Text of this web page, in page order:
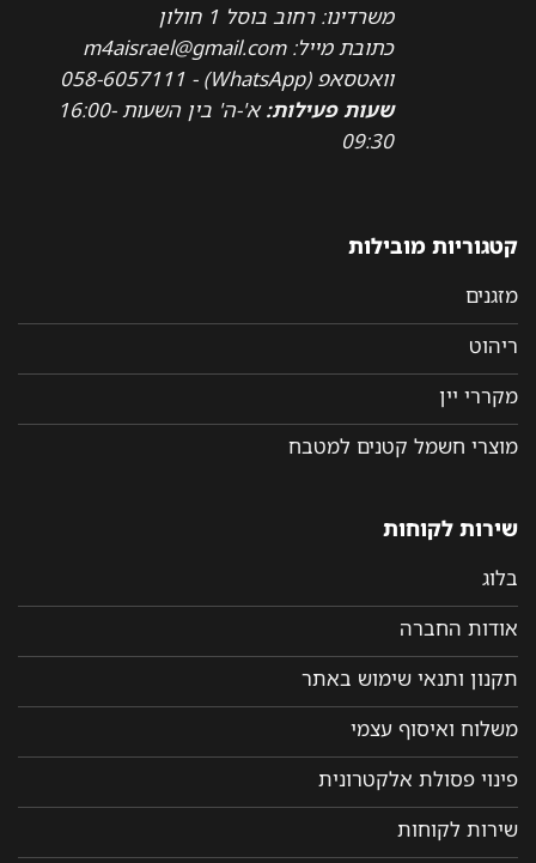
משרדינו: רחוב בוסל 1 חולון
כתובת מייל: m4aisrael@gmail.com
וואטסאפ (WhatsApp) - 058-6057111
שעות פעילות:
א'-ה' בין השעות 16:00-
09:30
קטגוריות מובילות
מזגנים
ריהוט
מקררי יין
מוצרי חשמל קטנים למטבח
שירות לקוחות
בלוג
אודות החברה
תקנון ותנאי שימוש באתר
משלוח ואיסוף עצמי
פינוי פסולת אלקטרונית
שירות לקוחות